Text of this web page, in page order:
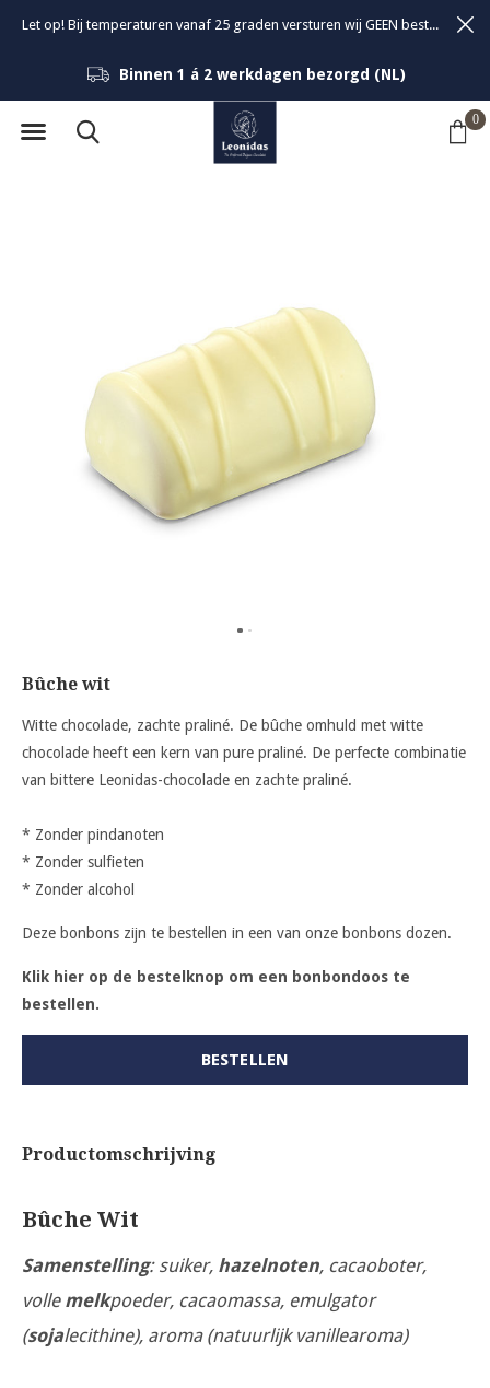
0
Binnen 1 á 2 werkdagen bezorgd (NL)
Let op! Bij temperaturen vanaf 25 graden versturen wij GEEN bestellingen om de kwaliteit van de bonbons te garanderen.
Bûche wit
Witte chocolade, zachte praliné. De bûche omhuld met witte
chocolade heeft een kern van pure praliné. De perfecte combinatie
van bittere Leonidas-chocolade en zachte praliné.
* Zonder pindanoten
* Zonder sulfieten
* Zonder alcohol
Deze bonbons zijn te bestellen in een van onze bonbons dozen.
Klik hier op de bestelknop om een bonbondoos te
bestellen.
BESTELLEN
Productomschrijving
Bûche Wit
Samenstelling: suiker, hazelnoten, cacaoboter,
volle melkpoeder, cacaomassa, emulgator
(sojalecithine), aroma (natuurlijk vanillearoma)